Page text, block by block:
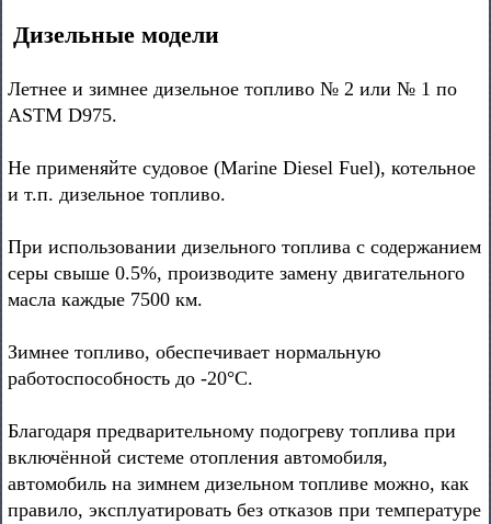
Дизельные модели
Летнее и зимнее дизельное топливо № 2 или № 1 по
ASTM D975.
Не применяйте судовое (Marine Diesel Fuel), котельное
и т.п. дизельное топливо.
При использовании дизельного топлива с содержанием
серы свыше 0.5%, производите замену двигательного
масла каждые 7500 км.
Зимнее топливо, обеспечивает нормальную
работоспособность до -20°С.
Благодаря предварительному подогреву топлива при
включённой системе отопления автомобиля,
автомобиль на зимнем дизельном топливе можно, как
правило, эксплуатировать без отказов при температуре